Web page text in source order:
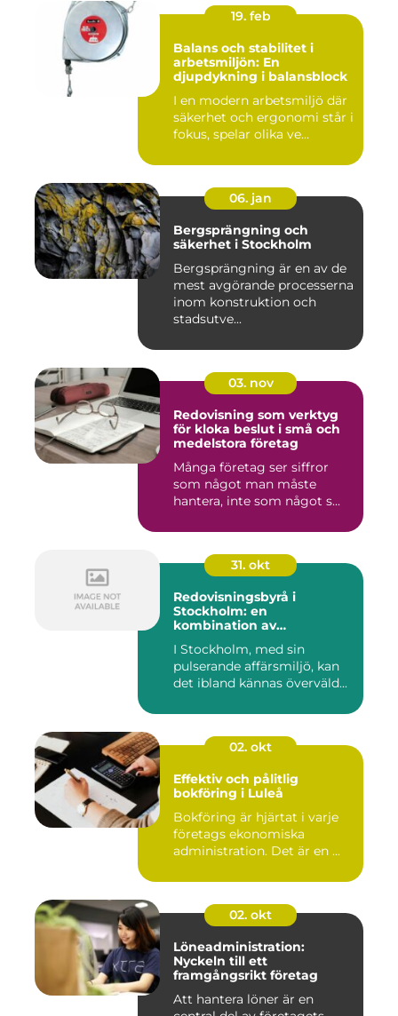
19. feb
Balans och stabilitet i
arbetsmiljön: En
djupdykning i balansblock
I en modern arbetsmiljö där
säkerhet och ergonomi står i
fokus, spelar olika ve...
06. jan
Bergsprängning och
säkerhet i Stockholm
Bergsprängning är en av de
mest avgörande processerna
inom konstruktion och
stadsutve...
03. nov
Redovisning som verktyg
för kloka beslut i små och
medelstora företag
Många företag ser siffror
som något man måste
hantera, inte som något s...
31. okt
Redovisningsbyrå i
Stockholm: en
kombination av
personlig service
I Stockholm, med sin
pulserande affärsmiljö, kan
det ibland kännas överväld...
02. okt
Effektiv och pålitlig
bokföring i Luleå
Bokföring är hjärtat i varje
företags ekonomiska
administration. Det är en ...
02. okt
Löneadministration:
Nyckeln till ett
framgångsrikt företag
Att hantera löner är en